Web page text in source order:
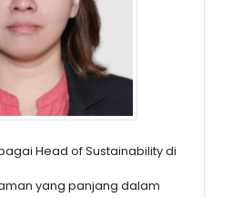
Head of Sustainability di
yang panjang dalam